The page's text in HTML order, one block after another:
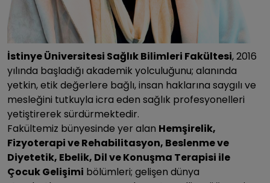
İstinye Üniversitesi Sağlık Bilimleri Fakültesi, 2016
yılında başladığı akademik yolculuğunu; alanında
yetkin, etik değerlere bağlı, insan haklarına saygılı ve
mesleğini tutkuyla icra eden sağlık profesyonelleri
yetiştirerek sürdürmektedir.
Fakültemiz bünyesinde yer alan Hemşirelik,
Fizyoterapi ve Rehabilitasyon, Beslenme ve
Diyetetik, Ebelik, Dil ve Konuşma Terapisi ile
Çocuk Gelişimi bölümleri; gelişen dünya